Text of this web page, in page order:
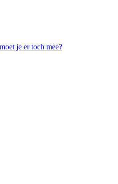
je er toch mee?